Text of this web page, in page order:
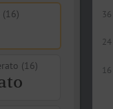
(16)
(16)